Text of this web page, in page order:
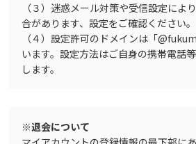
（３）迷惑メール対策や受信設定によ
合があります、設定をご確認ください。
（４）設定許可のドメインは「
います。設定方法はご自身の携帯電話
します。
※退会について